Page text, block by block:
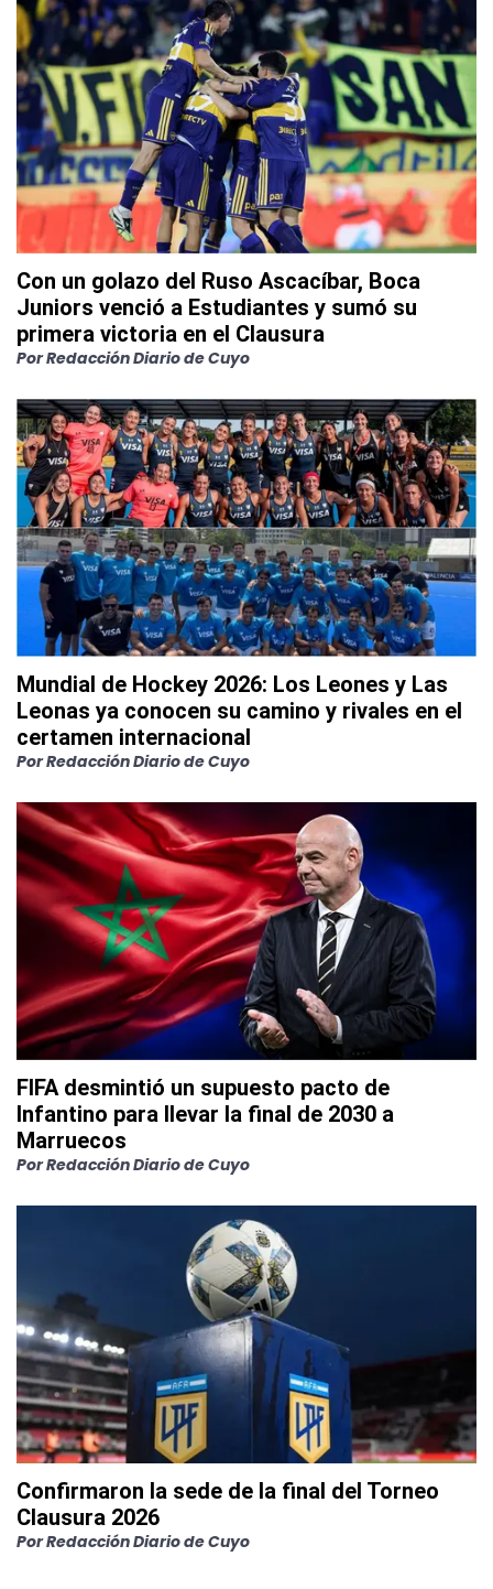
Con un golazo del Ruso Ascacíbar, Boca
Juniors venció a Estudiantes y sumó su
primera victoria en el Clausura
PorRedacción Diario de Cuyo
Mundial de Hockey 2026: Los Leones y Las
Leonas ya conocen su camino y rivales en el
certamen internacional
PorRedacción Diario de Cuyo
FIFA desmintió un supuesto pacto de
Infantino para llevar la final de 2030 a
Marruecos
PorRedacción Diario de Cuyo
Confirmaron la sede de la final del Torneo
Clausura 2026
PorRedacción Diario de Cuyo